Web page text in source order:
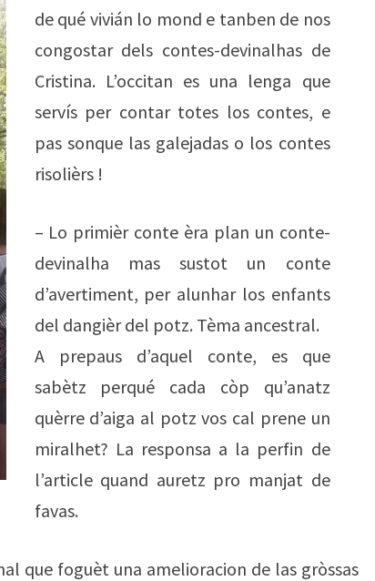
de qué vivián lo mond e tanben de nos
congostar dels contes-devinalhas de
Cristina. L’occitan es una lenga que
servís per contar totes los contes, e
pas sonque las galejadas o los contes
risolièrs !
– Lo primièr conte èra plan un conte-
devinalha mas sustot un conte
d’avertiment, per alunhar los enfants
del dangièr del potz. Tèma ancestral.
A prepaus d’aquel conte, es que
sabètz perqué cada còp qu’anatz
quèrre d’aiga al potz vos cal prene un
miralhet? La responsa a la perfin de
l’article quand auretz pro manjat de
favas.
que foguèt una amelioracion de las gròssas